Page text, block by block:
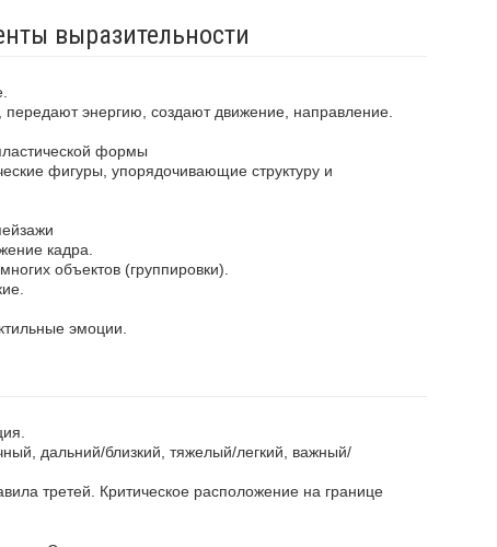
выразительности
передают энергию, создают движение, направление.
формы
фигуры, упорядочивающие структуру и
кадра.
объектов (группировки).
эмоции.
дальний/близкий, тяжелый/легкий, важный/
третей. Критическое расположение на границе